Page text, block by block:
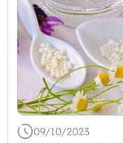
09/10/2023